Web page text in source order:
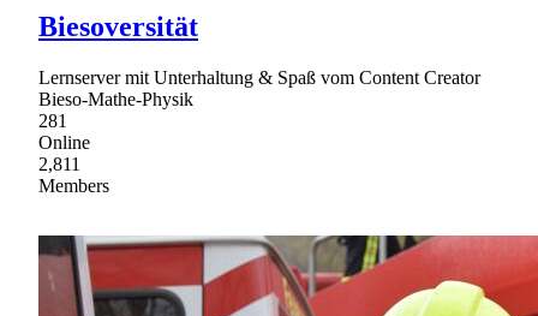
Biesoversität
Lernserver mit Unterhaltung & Spaß vom Content Creator
Bieso-Mathe-Physik
281
Online
2,811
Members